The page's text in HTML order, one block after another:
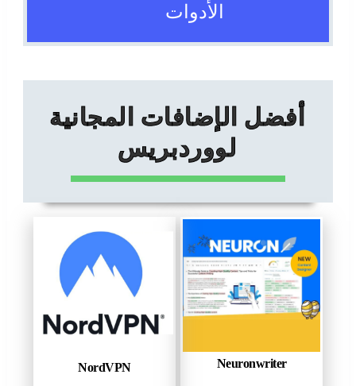
الأدوات
أفضل الإضافات المجانية
لووردبريس
Neuronwriter
NordVPN